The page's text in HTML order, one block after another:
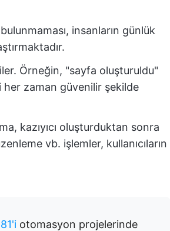
insanların günlük
Örneğin, "sayfa oluşturuldu"
zaman güvenilir şekilde
kazıyıcı oluşturduktan sonra
vb. işlemler, kullanıcıların
otomasyon projelerinde